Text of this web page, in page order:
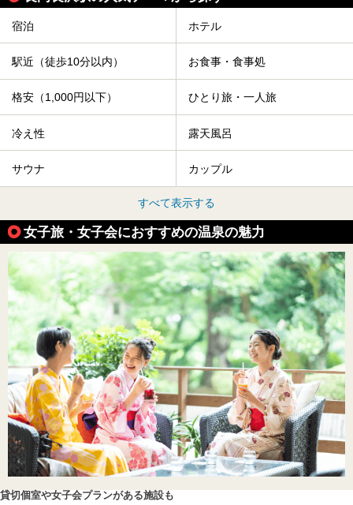
宿泊 ホテル
駅近（徒歩10分以内） お食事・食事処
格安（1,000円以下） ひとり旅・一人旅
冷え性 露天風呂
サウナ カップル
すべて表示する
女子旅・女子会におすすめの温泉の魅力
貸切個室や女子会プランがある施設も